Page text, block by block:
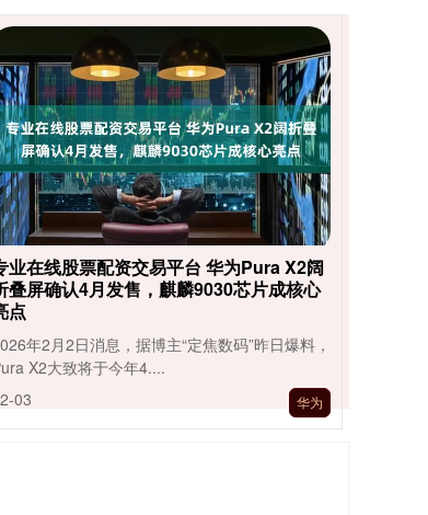
业在线股票配资交易平台 华为Pura X2阔
叠屏确认4月发售，麒麟9030芯片成核心
点
年2月2日消息，据博主“定焦数码”昨日爆料，
X2大致将于今年4....
03
华为